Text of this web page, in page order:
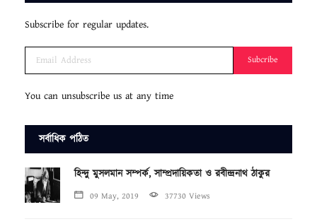
Subscribe for regular updates.
Subcribe
You can unsubscribe us at any time
সর্বাধিক পঠিত
হিন্দু মুসলমান সম্পর্ক, সাম্প্রদায়িকতা ও রবীন্দ্রনাথ ঠাকুর
09 May, 2019 37730 Views